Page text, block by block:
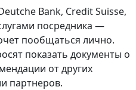
Bank, Credit Suisse,
посредника —
пообщаться лично.
показать документы о
от других
партнеров.